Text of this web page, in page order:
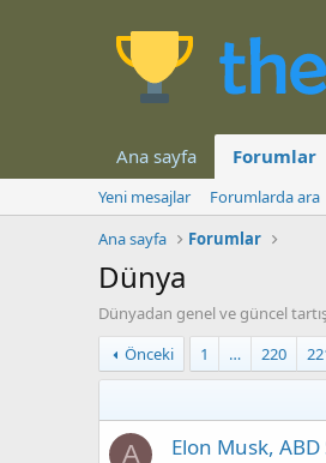
Ana sayfa Forumlar
Yeni mesajlar
Forumlarda ara
Ana sayfa
Forumlar
Dünya
Dünyadan genel ve güncel
Önceki
1 … 220
A
Elon Musk,